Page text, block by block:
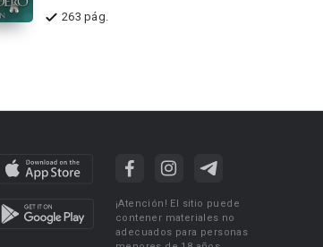
263 pág.
¡Atención! El sitio puede
contener materiales no
adecuados para personas